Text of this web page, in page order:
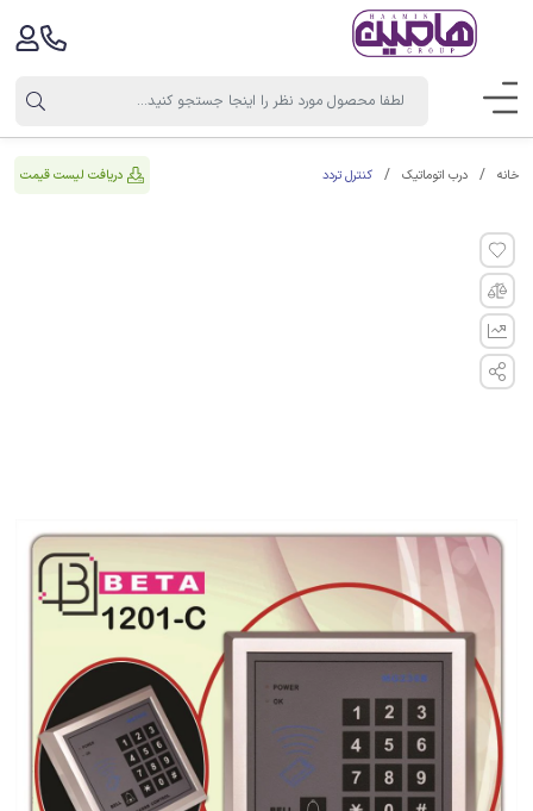
خانه درب اتوماتیک کنترل تردد دریافت لیست قیمت